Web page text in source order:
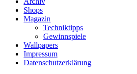
Shops
Magazin
Techniktipps
Gewinnspiele
Wallpapers
Impressum
Datenschutzerklärung